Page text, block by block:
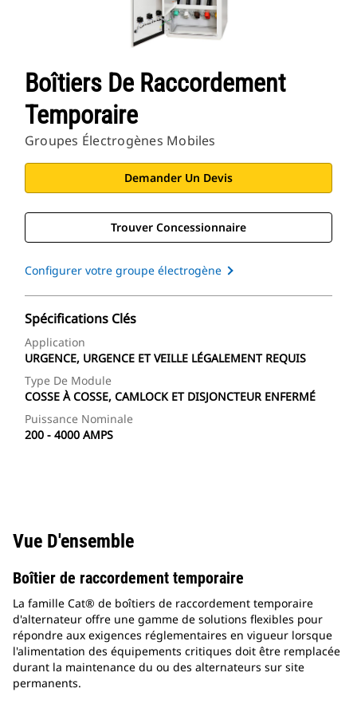
Boîtiers De Raccordement
Temporaire
Groupes Électrogènes Mobiles
Demander Un Devis
Trouver Concessionnaire
Configurer votre groupe électrogène
Spécifications Clés
Application
URGENCE, URGENCE ET VEILLE LÉGALEMENT REQUIS
Type De Module
COSSE À COSSE, CAMLOCK ET DISJONCTEUR ENFERMÉ
Puissance Nominale
200 - 4000 AMPS
Vue D'ensemble
Boîtier de raccordement temporaire
La famille Cat® de boîtiers de raccordement temporaire
d'alternateur offre une gamme de solutions flexibles pour
répondre aux exigences réglementaires en vigueur lorsque
l'alimentation des équipements critiques doit être remplacée
durant la maintenance du ou des alternateurs sur site
permanents.